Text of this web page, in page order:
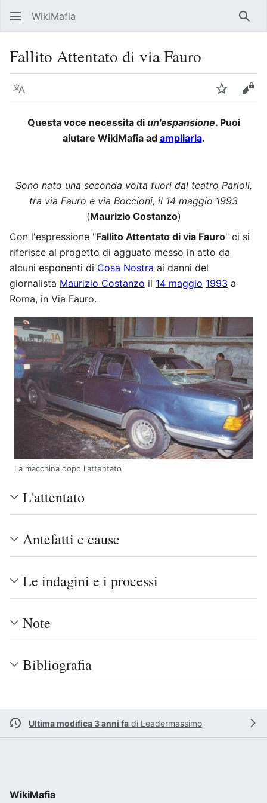
WikiMafia
Fallito Attentato di via Fauro
Lingua Segui
Questa voce necessita di un'espansione. Puoi
aiutare WikiMafia ad ampliarla.
Sono nato una seconda volta fuori dal teatro Parioli,
tra via Fauro e via Boccioni, il 14 maggio 1993
(Maurizio Costanzo)
Con l'espressione "Fallito Attentato di via Fauro" ci si
riferisce al progetto di agguato messo in atto da
alcuni esponenti di Cosa Nostra ai danni del
giornalista Maurizio Costanzo il 14 maggio 1993 a
Roma, in Via Fauro.
La macchina dopo l'attentato
L'attentato
Antefatti e cause
Le indagini e i processi
Note
Bibliografia
Ultima modifica 3 anni fa di Leadermassimo
WikiMafia